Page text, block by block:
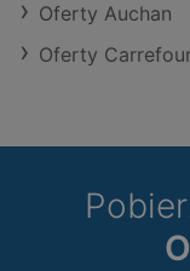
Oferty Auchan
Oferty